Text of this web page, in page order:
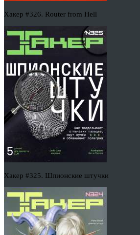
Хакер #326. Router from Hell
Хакер #325. Шпионские штучки